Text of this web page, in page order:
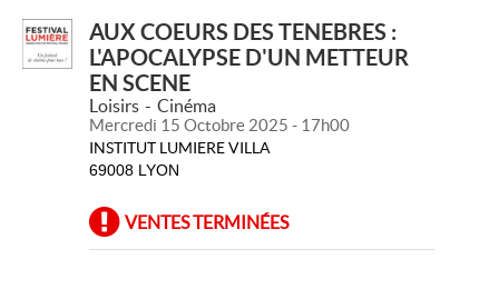
AUX COEURS DES TENEBRES :
L'APOCALYPSE D'UN METTEUR
EN SCENE
Loisirs Cinéma
Mercredi 15 Octobre 2025 - 17h00
INSTITUT LUMIERE VILLA
69008 LYON
VENTES TERMINÉES